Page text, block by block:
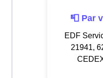
📮 Par
EDF
21941,